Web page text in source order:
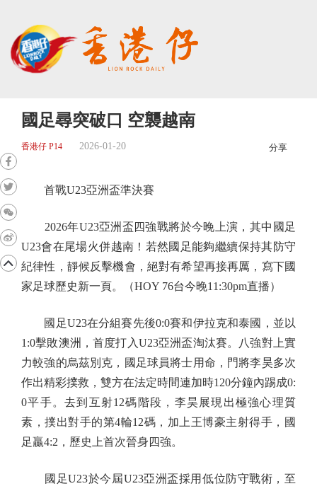
國足尋突破口 空襲越南
香港仔 P14 2026-01-20 分享
首戰U23亞洲盃準決賽
2026年U23亞洲盃四強戰將於今晚上演，其中國足
U23會在尾場火併越南！若然國足能夠繼續保持其防守
紀律性，靜候反擊機會，絕對有希望再接再厲，寫下國
家足球歷史新一頁。（HOY 76台今晚11:30pm直播）
國足U23在分組賽先後0:0賽和伊拉克和泰國，並以
1:0擊敗澳洲，首度打入U23亞洲盃淘汰賽。八強對上實
力較強的烏茲別克，國足球員將士用命，門將李昊多次
作出精彩撲救，雙方在法定時間連加時120分鐘內踢成0:
0平手。去到互射12碼階段，李昊展現出極強心理質
素，撲出對手的第4輪12碼，加上王博豪主射得手，國
足贏4:2，歷史上首次晉身四強。
國足U23於今屆U23亞洲盃採用低位防守戰術，至